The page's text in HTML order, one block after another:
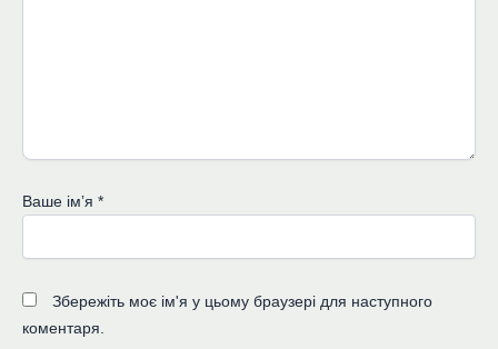
Ваше імʼя *
Збережіть моє ім'я у цьому браузері для наступного
коментаря.